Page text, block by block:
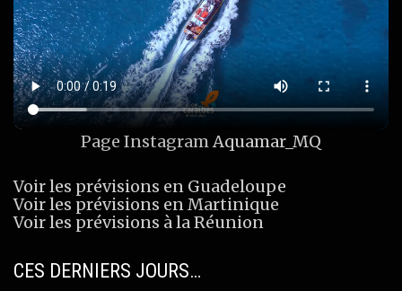
Page InstagramAquamar_MQ
Voir les prévisions en Guadeloupe
Voir les prévisions en Martinique
Voir les prévisions à la Réunion
CES DERNIERS JOURS…